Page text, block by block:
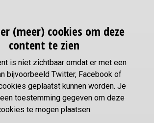
(meer) cookies om deze
content te zien
is niet zichtbaar omdat er met een
bijvoorbeeld Twitter, Facebook of
geplaatst kunnen worden. Je
toestemming gegeven om deze
te mogen plaatsen.